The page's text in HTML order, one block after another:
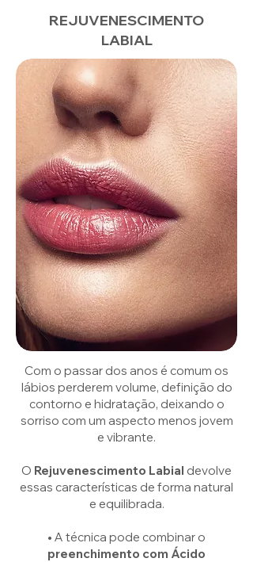
REJUVENESCIMENTO
LABIAL
Com o passar dos anos é comum os
lábios perderem volume, definição do
contorno e hidratação, deixando o
sorriso com um aspecto menos jovem
e vibrante.
O Rejuvenescimento Labial devolve
essas características de forma natural
e equilibrada.
• A técnica pode combinar o
preenchimento com Ácido